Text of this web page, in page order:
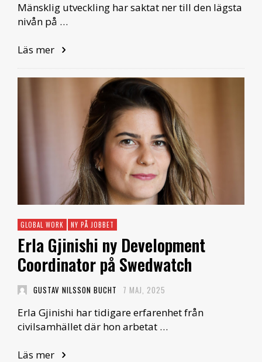
Mänsklig utveckling har saktat ner till den lägsta
nivån på …
Läs mer
GLOBAL WORK NY PÅ JOBBET
Erla Gjinishi ny Development
Coordinator på Swedwatch
GUSTAV NILSSON BUCHT 7 MAJ, 2025
Erla Gjinishi har tidigare erfarenhet från
civilsamhället där hon arbetat …
Läs mer